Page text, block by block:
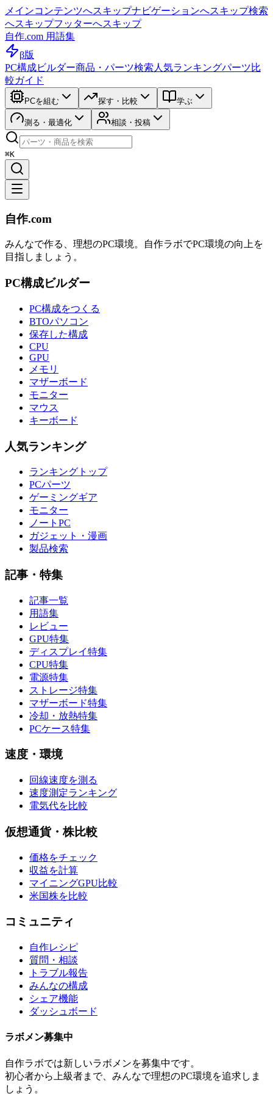
メインコンテンツへスキップナビゲーションへスキップ検索
へスキップフッターへスキップ
自作.com 用語集
β版
PC構成ビルダー商品・パーツ検索 人気ランキングパーツ比
較ガイド
PCを組む 探す・比較 学ぶ
測る・最適化 相談・投稿
⌘K
自作.com
みんなで作る、理想のPC環境。 自作ラボでPC環境の向上を
目指しましょう。
PC構成ビルダー
PC構成をつくる
BTOパソコン
保存した構成
CPU
GPU
メモリ
マザーボード
モニター
マウス
キーボード
人気ランキング
ランキングトップ
PCパーツ
ゲーミングギア
モニター
ノートPC
ガジェット・漫画
製品検索
記事・特集
記事一覧
用語集
レビュー
GPU特集
ディスプレイ特集
CPU特集
電源特集
ストレージ特集
マザーボード特集
冷却・放熱特集
PCケース特集
速度・環境
回線速度を測る
速度測定ランキング
電気代を比較
仮想通貨・株比較
価格をチェック
収益を計算
マイニングGPU比較
米国株を比較
コミュニティ
自作レシピ
質問・相談
トラブル報告
みんなの構成
シェア機能
ダッシュボード
ラボメン募集中
自作ラボでは新しいラボメンを募集中です。
初心者から上級者まで、みんなで理想のPC環境を追求しま
しょう。